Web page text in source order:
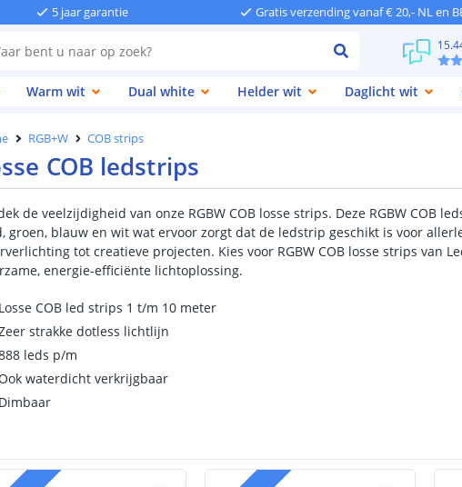
5 jaar garantie Gratis verzending vanaf € 20,- NL en
Warm wit Dual white Helder wit Daglicht wit
RGB+W COB strips
COB ledstrips
de veelzijdigheid van onze RGBW COB losse strips. Deze RGBW COB
groen, blauw en wit wat ervoor zorgt dat de ledstrip geschikt is voor
tot creatieve projecten. Kies voor RGBW COB losse strips van
energie-efficiënte lichtoplossing.
Losse COB led strips 1 t/m 10 meter
strakke dotless lichtlijn
leds p/m
waterdicht verkrijgbaar
Dimbaar